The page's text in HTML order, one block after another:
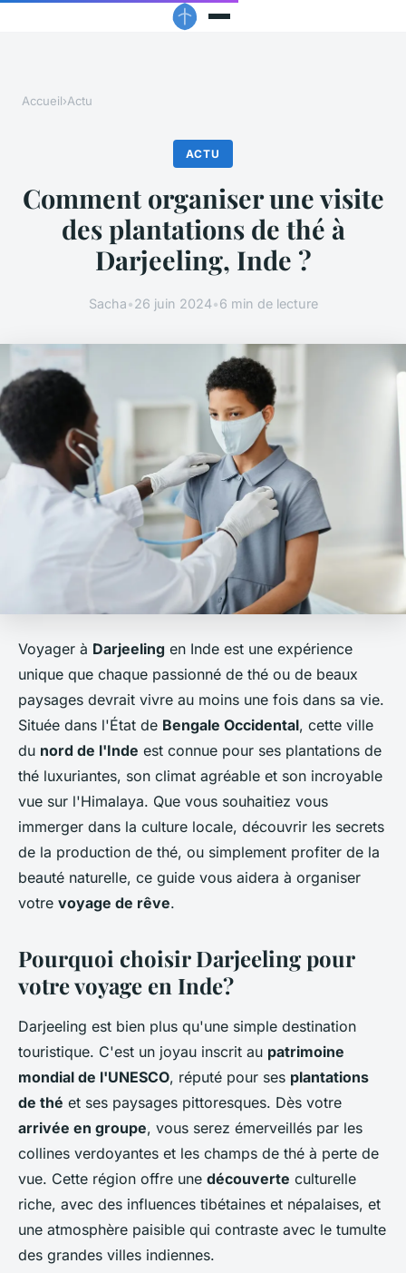
Accueil›Actu
ACTU
Comment organiser une visite
des plantations de thé à
Darjeeling, Inde ?
Sacha•26 juin 2024•6 min de lecture
Voyager à Darjeeling en Inde est une expérience
unique que chaque passionné de thé ou de beaux
paysages devrait vivre au moins une fois dans sa vie.
Située dans l'État de Bengale Occidental, cette ville
du nord de l'Inde est connue pour ses plantations de
thé luxuriantes, son climat agréable et son incroyable
vue sur l'Himalaya. Que vous souhaitiez vous
immerger dans la culture locale, découvrir les secrets
de la production de thé, ou simplement profiter de la
beauté naturelle, ce guide vous aidera à organiser
votre voyage de rêve.
Pourquoi choisir Darjeeling pour
votre voyage en Inde?
Darjeeling est bien plus qu'une simple destination
touristique. C'est un joyau inscrit au patrimoine
mondial de l'UNESCO, réputé pour ses plantations
de thé et ses paysages pittoresques. Dès votre
arrivée en groupe, vous serez émerveillés par les
collines verdoyantes et les champs de thé à perte de
vue. Cette région offre une découverte culturelle
riche, avec des influences tibétaines et népalaises, et
une atmosphère paisible qui contraste avec le tumulte
des grandes villes indiennes.